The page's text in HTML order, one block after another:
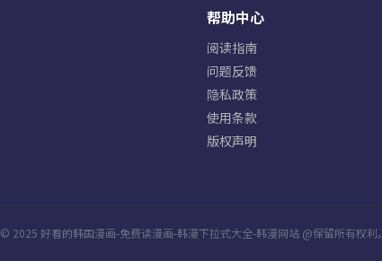
帮助中心
阅读指南
问题反馈
隐私政策
使用条款
版权声明
© 2025 好看的韩国漫画-免费读漫画-韩漫下拉式大全-韩漫网站 @保留所有权利。